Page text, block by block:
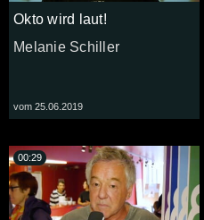
Okto wird laut!
Melanie Schiller
vom 25.06.2019
00:29